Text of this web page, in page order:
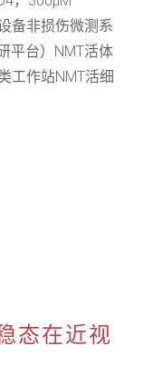
备非损伤微测系
平台）NMT活体
工作站NMT活细
态在近视